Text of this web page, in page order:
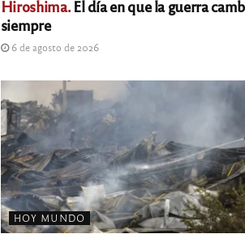
Hiroshima.El día en que la guerra
siempre
6 de agosto de 2026
HOY MUNDO